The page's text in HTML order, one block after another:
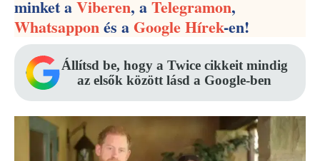
minket aViberen, aTelegramon,
Whatsapponés aGoogle Hírek-en!
Állítsd be, hogy a Twice cikkeit mindig
az elsők között lásd a Google-ben